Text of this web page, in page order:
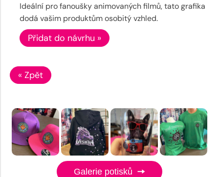
Ideální pro fanoušky animovaných filmů, tato grafika
dodá vašim produktům osobitý vzhled.
Přidat do návrhu »
« Zpět
Galerie potisků